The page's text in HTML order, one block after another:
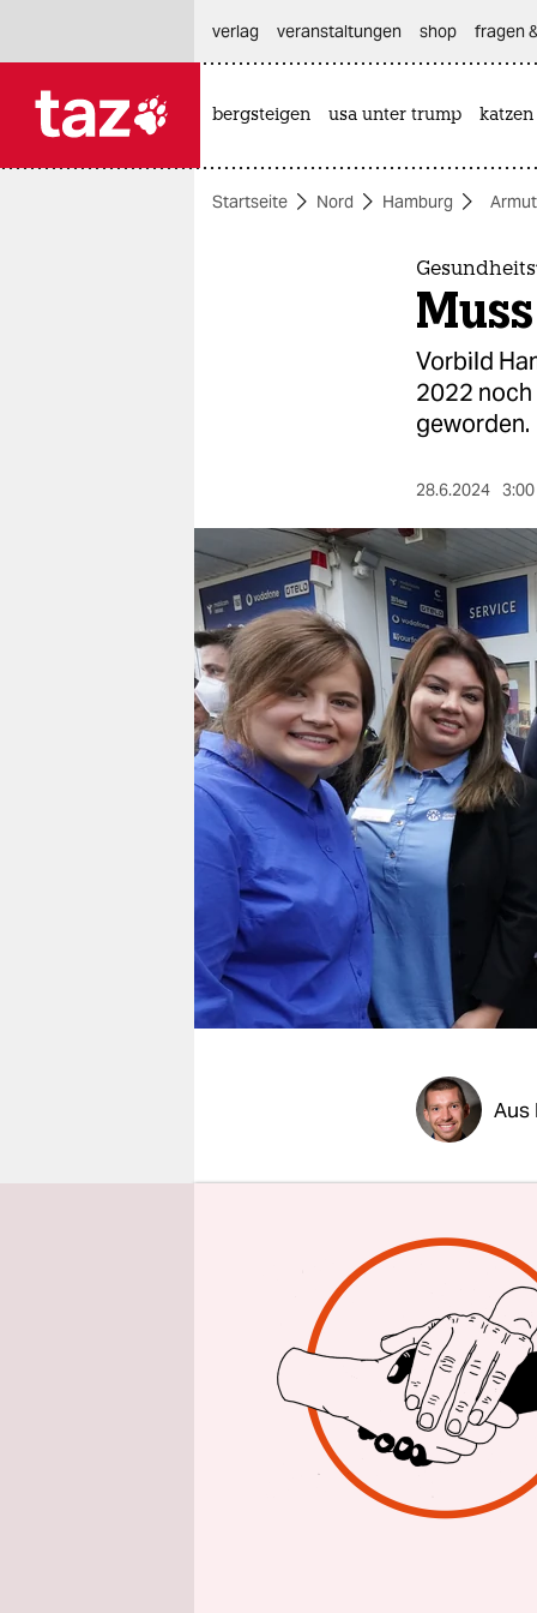
themen
nord
wahrheit
verlag
verlag
veranstaltungen
shop
fragen & hilfe
unterstützen
abo
genossenschaft
verlag
veranstaltungen shop fragen
bergsteigen usa unter trump katzen
Startseite Nord Hamburg Armut
Vorbild
2022
geworden.
28.6.2024
Aus
gänzlich
die fünf
hat sich
finanziell
2017